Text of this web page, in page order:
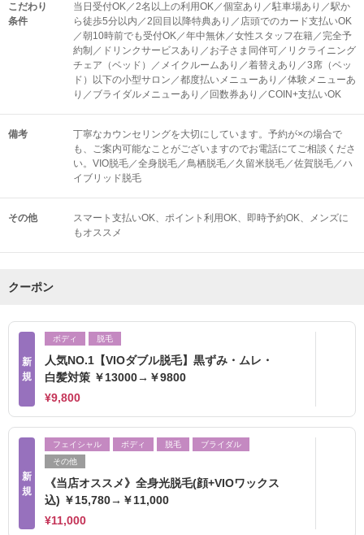
こだわり
条件
当日受付OK／2名以上の利用OK／個室あり／駐車場あり／駅か
ら徒歩5分以内／2回目以降特典あり／店頭でのカード支払いOK
／朝10時前でも受付OK／年中無休／女性スタッフ在籍／完全予
約制／ドリンクサービスあり／お子さま同伴可／リクライニング
チェア（ベッド）／メイクルームあり／着替えあり／3席（ベッ
ド）以下の小型サロン／都度払いメニューあり／体験メニューあ
り／ブライダルメニューあり／回数券あり／COIN+支払いOK
備考
丁寧なカウンセリングを大切にしています。予約が×の場合で
も、ご案内可能なことがございますのでお電話にてご相談くださ
い。VIO脱毛／全身脱毛／鳥栖脱毛／久留米脱毛／佐賀脱毛／ハ
イブリッド脱毛
その他 スマート支払いOK ポイント利用OK 即時予約OK
メンズに
もオススメ
クーポン
新
規
ボディ 脱毛
人気NO.1【VIOダブル脱毛】黒ずみ・ムレ・
白髪対策 ￥13000→￥9800
¥9,800
新
規
フェイシャル ボディ 脱毛
ブライダル
その他
《当店オススメ》全身光脱毛(顔+VIOワックス
込) ￥15,780→￥11,000
¥11,000